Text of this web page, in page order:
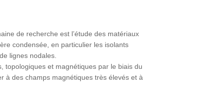
de recherche est l’étude des matériaux
condensée, en particulier les isolants
lignes nodales.
topologiques et magnétiques par le biais du
à des champs magnétiques très élevés et à